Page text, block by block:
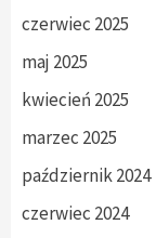
czerwiec 2025
maj 2025
kwiecień 2025
marzec 2025
październik 2024
czerwiec 2024